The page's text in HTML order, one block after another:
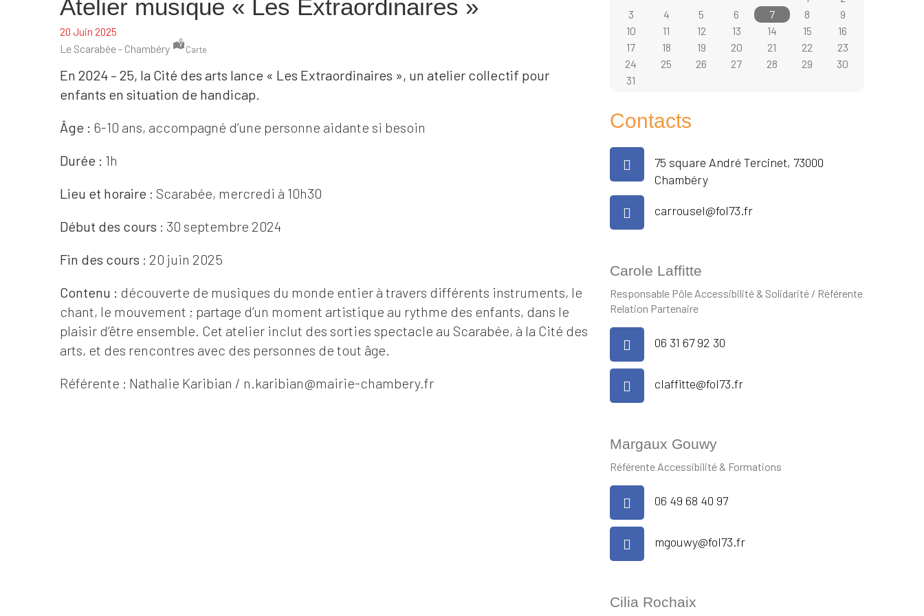
Atelier musique « Les Extraordinaires »
20 Juin 2025
Le Scarabée - Chambéry Carte
En 2024 – 25, la Cité des arts lance « Les Extraordinaires », un atelier collectif pour
enfants en situation de handicap.
Âge : 6-10 ans, accompagné d’une personne aidante si besoin
Durée : 1h
Lieu et horaire : Scarabée, mercredi à 10h30
Début des cours : 30 septembre 2024
Fin des cours : 20 juin 2025
Contenu : découverte de musiques du monde entier à travers différents instruments, le
chant, le mouvement ; partage d’un moment artistique au rythme des enfants, dans le
plaisir d’être ensemble. Cet atelier inclut des sorties spectacle au Scarabée, à la Cité des
arts, et des rencontres avec des personnes de tout âge.
Référente : Nathalie Karibian / n.karibian@mairie-chambery.fr
3
4 5 6 7 8
9
10
11 12 13 14 15
16
17
18 19 20 21 22
23
24
25 26 27 28 29
30
31
Contacts
75 square André Tercinet, 73000
Chambéry
carrousel@fol73.fr
Carole Laffitte
Responsable Pôle Accessibilité & Solidarité / Référente
Relation Partenaire
06 31 67 92 30
claffitte@fol73.fr
Margaux Gouwy
Référente Accessibilité & Formations
06 49 68 40 97
mgouwy@fol73.fr
Cilia Rochaix